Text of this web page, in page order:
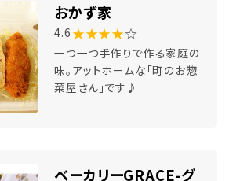
おかず家
4.6 ★★★★☆
一つ一つ手作りで作る家庭の
味。アットホームな「町のお惣
菜屋さん」です♪
ベーカリーGRACE-グ